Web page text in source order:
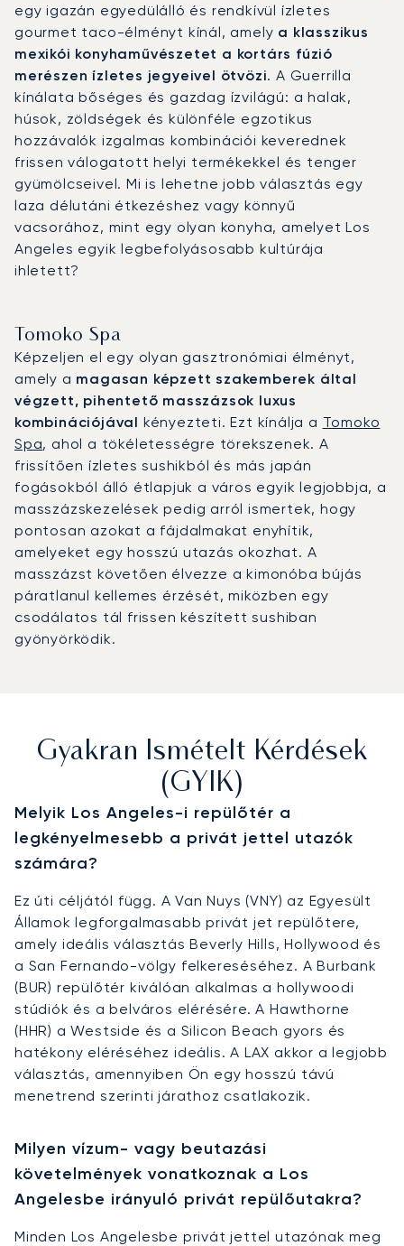
egy igazán egyedülálló és rendkívül ízletes
gourmet taco-élményt kínál, amely a klasszikus
mexikói konyhaművészetet a kortárs fúzió
merészen ízletes jegyeivel ötvözi. A Guerrilla
kínálata bőséges és gazdag ízvilágú: a halak,
húsok, zöldségek és különféle egzotikus
hozzávalók izgalmas kombinációi keverednek
frissen válogatott helyi termékekkel és tenger
gyümölcseivel. Mi is lehetne jobb választás egy
laza délutáni étkezéshez vagy könnyű
vacsorához, mint egy olyan konyha, amelyet Los
Angeles egyik legbefolyásosabb kultúrája
ihletett?
Tomoko Spa
Képzeljen el egy olyan gasztronómiai élményt,
amely a magasan képzett szakemberek által
végzett, pihentető masszázsok luxus
kombinációjával kényezteti. Ezt kínálja a Tomoko
Spa, ahol a tökéletességre törekszenek. A
frissítően ízletes sushikból és más japán
fogásokból álló étlapjuk a város egyik legjobbja, a
masszázskezelések pedig arról ismertek, hogy
pontosan azokat a fájdalmakat enyhítik,
amelyeket egy hosszú utazás okozhat. A
masszázst követően élvezze a kimonóba bújás
páratlanul kellemes érzését, miközben egy
csodálatos tál frissen készített sushiban
gyönyörködik.
Gyakran Ismételt Kérdések
(GYIK)
Melyik Los Angeles-i repülőtér a
legkényelmesebb a privát jettel utazók
számára?
Ez úti céljától függ. A Van Nuys (VNY) az Egyesült
Államok legforgalmasabb privát jet repülőtere,
amely ideális választás Beverly Hills, Hollywood és
a San Fernando-völgy felkereséséhez. A Burbank
(BUR) repülőtér kiválóan alkalmas a hollywoodi
stúdiók és a belváros elérésére. A Hawthorne
(HHR) a Westside és a Silicon Beach gyors és
hatékony eléréséhez ideális. A LAX akkor a legjobb
választás, amennyiben Ön egy hosszú távú
menetrend szerinti járathoz csatlakozik.
Milyen vízum- vagy beutazási
követelmények vonatkoznak a Los
Angelesbe irányuló privát repülőutakra?
Minden Los Angelesbe privát jettel utazónak meg